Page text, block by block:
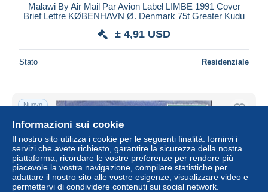
Malawi By Air Mail Par Avion Label LIMBE 1991 Cover
Brief Lettre KØBENHAVN Ø. Denmark 75t Greater Kudu
± 4,91 USD
Stato Residenziale
Nuovo
Informazioni sui cookie
Il nostro sito utilizza i cookie per le seguenti finalità: fornirvi i
servizi che avete richiesto, garantire la sicurezza della nostra
piattaforma, ricordare le vostre preferenze per rendere più
piacevole la vostra navigazione, compilare statistiche per
adattare il nostro sito alle vostre esigenze, visualizzare video e
permettervi di condividere contenuti sui social network.